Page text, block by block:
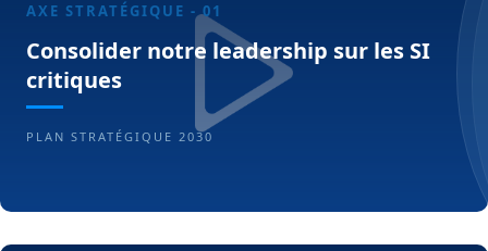
AXE STRATÉGIQUE - 01
Consolider notre leadership sur les SI
critiques
PLAN STRATÉGIQUE 2030